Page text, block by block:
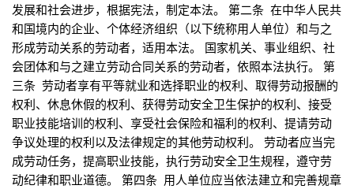
发展和社会进步，根据宪法，制定本法。 第二条 在中华人民共
和国境内的企业、个体经济组织（以下统称用人单位）和与之
形成劳动关系的劳动者，适用本法。 国家机关、事业组织、社
会团体和与之建立劳动合同关系的劳动者，依照本法执行。 第
三条 劳动者享有平等就业和选择职业的权利、取得劳动报酬的
权利、休息休假的权利、获得劳动安全卫生保护的权利、接受
职业技能培训的权利、享受社会保险和福利的权利、提请劳动
争议处理的权利以及法律规定的其他劳动权利。 劳动者应当完
成劳动任务，提高职业技能，执行劳动安全卫生规程，遵守劳
动纪律和职业道德。 第四条 用人单位应当依法建立和完善规章